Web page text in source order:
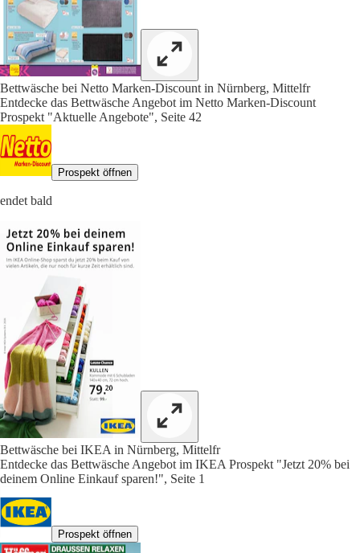
Bettwäsche bei Netto Marken-Discount in Nürnberg, Mittelfr
Entdecke das Bettwäsche Angebot im Netto Marken-Discount
Prospekt "Aktuelle Angebote", Seite 42
Prospekt öffnen
endet bald
Bettwäsche bei IKEA in Nürnberg, Mittelfr
Entdecke das Bettwäsche Angebot im IKEA Prospekt "Jetzt 20% bei
deinem Online Einkauf sparen!", Seite 1
Prospekt öffnen